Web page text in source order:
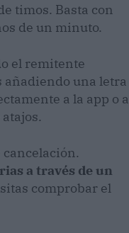
timos. Basta con
de un minuto.
el remitente
añadiendo una letra
a la app o a
a través de un
comprobar el